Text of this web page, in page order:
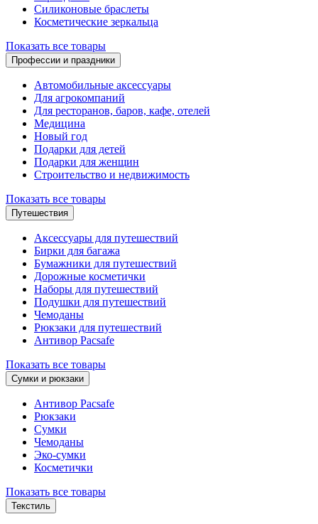
Силиконовые браслеты
Косметические зеркальца
Показать все товары
Профессии и праздники
Автомобильные аксессуары
Для агрокомпаний
Для ресторанов, баров, кафе, отелей
Медицина
Новый год
Подарки для детей
Подарки для женщин
Строительство и недвижимость
Показать все товары
Путешествия
Аксессуары для путешествий
Бирки для багажа
Бумажники для путешествий
Дорожные косметички
Наборы для путешествий
Подушки для путешествий
Чемоданы
Рюкзаки для путешествий
Антивор Pacsafe
Показать все товары
Сумки и рюкзаки
Антивор Pacsafe
Рюкзаки
Сумки
Чемоданы
Эко-сумки
Косметички
Показать все товары
Текстиль